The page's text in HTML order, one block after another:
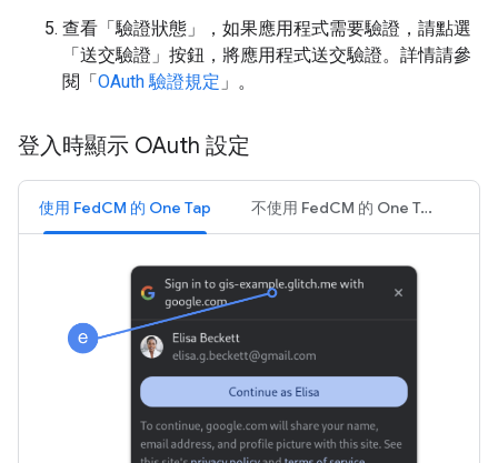
查看「驗證狀態」，如果應用程式需要驗證，請點選
「送交驗證」按鈕，將應用程式送交驗證。詳情請參
閱「OAuth 驗證規定 」。
登入時顯示 OAuth 設定
使用 FedCM 的 One Tap 不使用 FedCM 的 One Tap